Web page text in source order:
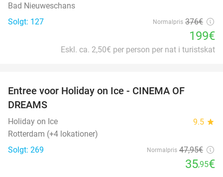
Bad Nieuweschans
Solgt: 127
Normalpris 376€
199€
Eskl. ca. 2,50€ per person per nat i turistskat
Entree voor Holiday on Ice - CINEMA OF
DREAMS
Holiday on Ice 9.5 star
Rotterdam (+4 lokationer)
Solgt: 269
Normalpris 47,95€
35,95€